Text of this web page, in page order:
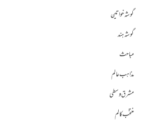
گوشہ خواتین
گوشہ ہند
مباحث
مذاہب عالم
مشرق وسطی
منتخب کالم